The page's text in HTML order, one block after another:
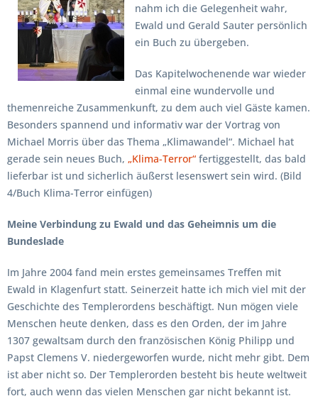
nahm ich die Gelegenheit wahr,
Ewald und Gerald Sauter persönlich
ein Buch zu übergeben.
Das Kapitelwochenende war wieder
einmal eine wundervolle und
themenreiche Zusammenkunft, zu dem auch viel Gäste kamen.
Besonders spannend und informativ war der Vortrag von
Michael Morris über das Thema „Klimawandel“. Michael hat
gerade sein neues Buch, „Klima-Terror“ fertiggestellt, das bald
lieferbar ist und sicherlich äußerst lesenswert sein wird. (Bild
4/Buch Klima-Terror einfügen)
Meine Verbindung zu Ewald und das Geheimnis um die
Bundeslade
Im Jahre 2004 fand mein erstes gemeinsames Treffen mit
Ewald in Klagenfurt statt. Seinerzeit hatte ich mich viel mit der
Geschichte des Templerordens beschäftigt. Nun mögen viele
Menschen heute denken, dass es den Orden, der im Jahre
1307 gewaltsam durch den französischen König Philipp und
Papst Clemens V. niedergeworfen wurde, nicht mehr gibt. Dem
ist aber nicht so. Der Templerorden besteht bis heute weltweit
fort, auch wenn das vielen Menschen gar nicht bekannt ist.